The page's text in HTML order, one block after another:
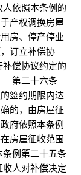
依照本条例的
产权调换房屋
房、停产停业
订立补偿协
偿协议约定的
第二十六条
签约期限内达
的，由房屋征
府依照本条例
房屋征收范围
例第二十五条
人对补偿决定